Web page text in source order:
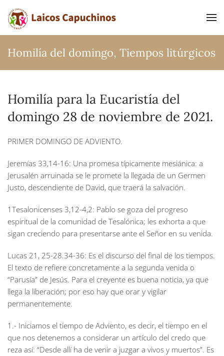
Ir al contenido principal
Homilía del domingo, Tiempos litúrgicos
Homilía para la Eucaristía del
domingo 28 de noviembre de 2021.
PRIMER DOMINGO DE ADVIENTO.
Jeremías 33,14-16: Una promesa típicamente mesiánica: a
Jerusalén arruinada se le promete la llegada de un Germen
Justo, descendiente de David, que traerá la salvación.
1Tesalonicenses 3,12-4,2: Pablo se goza del progreso
espiritual de la comunidad de Tesalónica; les exhorta a que
sigan creciendo para presentarse ante el Señor en su venida.
Lucas 21, 25-28.34-36: Es el discurso del final de los tiempos.
El texto de refiere concretamente a la segunda venida o
“Parusía” de Jesús. Para el creyente es buena noticia, ya que
llega la liberación; por eso hay que orar y vigilar
permanentemente.
1.- Iniciamos el tiempo de Adviento, es decir, el tiempo en el
que nos detenemos a considerar un artículo del credo que
reza así: “Desde allí ha de venir a juzgar a vivos y muertos”. Es